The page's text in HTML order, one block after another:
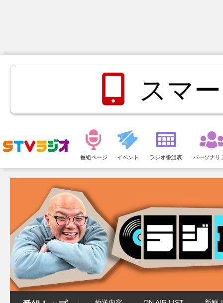
スマ
ュ
ー
番組ページ イベント ラジオ番組表 パーソナリ